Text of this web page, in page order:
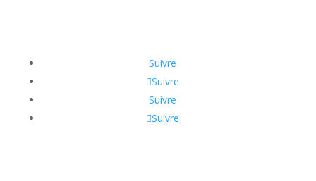
Suivre
Suivre
Suivre
Suivre